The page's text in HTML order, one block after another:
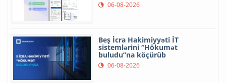
06-08-2026
Beş İcra Hakimiyyəti İT
sistemlərini “Hökumət
buludu”na köçürüb
06-08-2026